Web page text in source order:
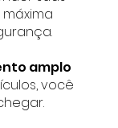
amplo
você